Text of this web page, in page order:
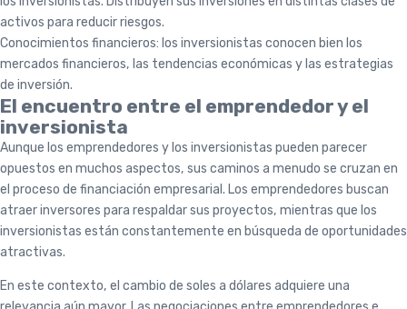
activos para reducir riesgos.
Conocimientos financieros: los inversionistas conocen bien los
mercados financieros, las tendencias económicas y las estrategias
de inversión.
El encuentro entre el emprendedor y el
inversionista
Aunque los emprendedores y los inversionistas pueden parecer
opuestos en muchos aspectos, sus caminos a menudo se cruzan en
el proceso de financiación empresarial. Los emprendedores buscan
atraer inversores para respaldar sus proyectos, mientras que los
inversionistas están constantemente en búsqueda de oportunidades
atractivas.
En este contexto, el cambio de soles a dólares adquiere una